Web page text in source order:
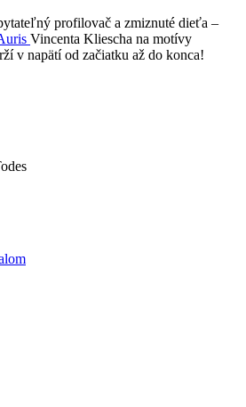
profilovač a zmiznuté dieťa –
Vincenta Kliescha na motívy
v napätí od začiatku až do konca!